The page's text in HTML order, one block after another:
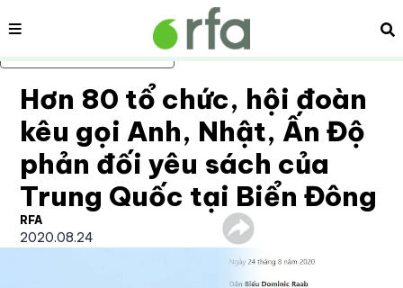
Bỏ qua nội dung chính
Nội dung
Hơn 80 tổ chức, hội đoàn
kêu gọi Anh, Nhật, Ấn Độ
phản đối yêu sách của
Trung Quốc tại Biển Đông
RFA
2020.08.24